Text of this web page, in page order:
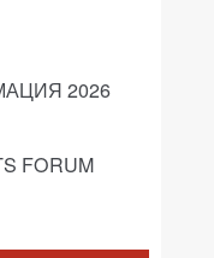
2026
FORUM